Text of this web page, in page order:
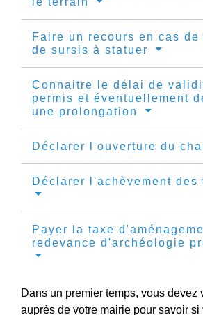
Faire un recours en cas de
de sursis à statuer
Connaitre le délai de
permis et éventuellement
une prolongation
Déclarer l'ouverture du
Déclarer l'achèvement des
Payer la taxe
redevance d'archéologie
Dans un premier temps, vous devez
auprès de votre mairie pour savoir si